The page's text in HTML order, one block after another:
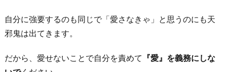
う
と
し
な
自分に強要するのも同じで「愛さなきゃ」と思うのにも天
邪鬼は出てきます。
だから、愛せないことで自分を責めて 『愛』を義務にしな